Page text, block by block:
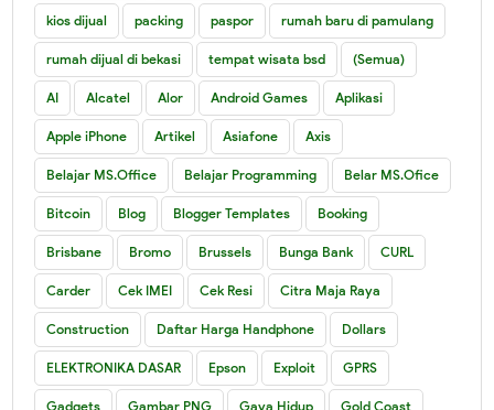
kios dijual packing paspor rumah baru di pamulang
rumah dijual di bekasi tempat wisata bsd (Semua)
AI Alcatel Alor Android Games Aplikasi
Apple iPhone Artikel Asiafone Axis
Belajar MS.Office Belajar Programming Belar MS.Ofice
Bitcoin Blog Blogger Templates Booking
Brisbane Bromo Brussels Bunga Bank CURL
Carder Cek IMEI Cek Resi Citra Maja Raya
Construction Daftar Harga Handphone Dollars
ELEKTRONIKA DASAR Epson Exploit GPRS
Gadgets Gambar PNG Gaya Hidup Gold Coast